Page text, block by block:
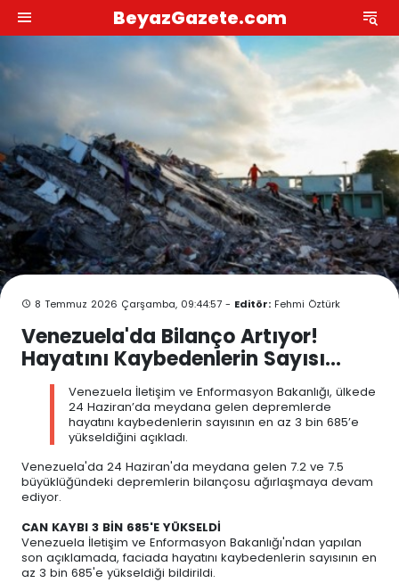
BeyazGazete.com
8 Temmuz 2026 Çarşamba, 09:44:57 - Editör: Fehmi Öztürk
Venezuela'da Bilanço Artıyor!
Hayatını Kaybedenlerin Sayısı...
Venezuela İletişim ve Enformasyon Bakanlığı, ülkede
24 Haziran’da meydana gelen depremlerde
hayatını kaybedenlerin sayısının en az 3 bin 685’e
yükseldiğini açıkladı.
Venezuela'da 24 Haziran'da meydana gelen 7.2 ve 7.5
büyüklüğündeki depremlerin bilançosu ağırlaşmaya devam
ediyor.
CAN KAYBI 3 BİN 685'E YÜKSELDİ
Venezuela İletişim ve Enformasyon Bakanlığı'ndan yapılan
son açıklamada, faciada hayatını kaybedenlerin sayısının en
az 3 bin 685'e yükseldiği bildirildi.